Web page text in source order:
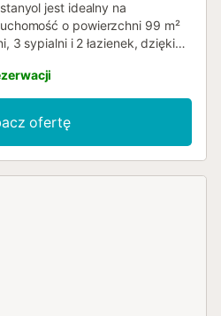
jest idealny na
o powierzchni 99 m²
3 sypialni i 2 łazienek, dzięki
oraz pralkę.
dziecięce i krzesełko do
oferuje prywatną część
tarasem, balkonem i
bezpłatne miejsca
ofertę